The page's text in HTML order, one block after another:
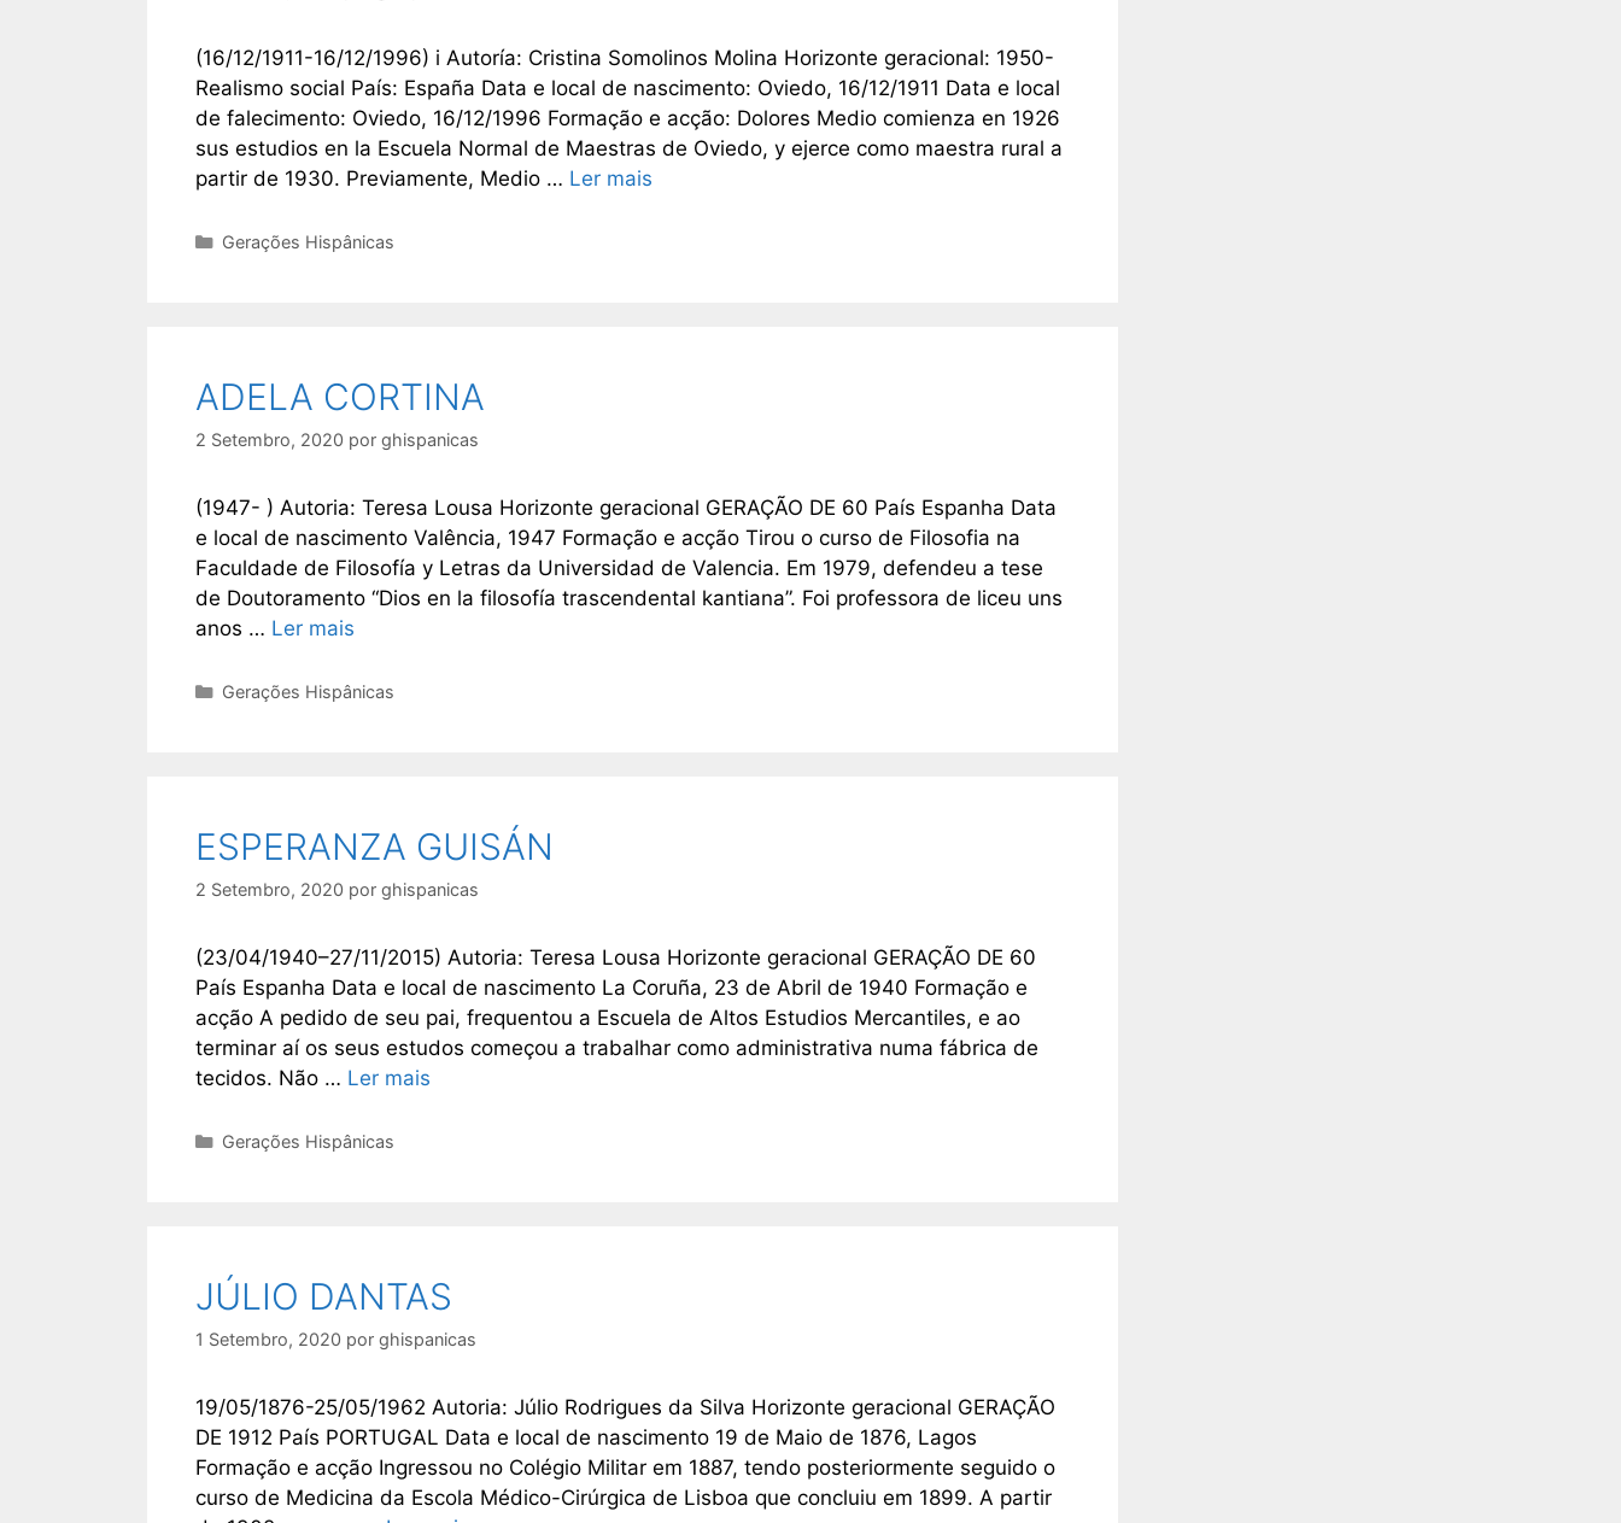
(16/12/1911-16/12/1996) i Autoría: Cristina Somolinos Molina Horizonte geracional: 1950-
Realismo social País: España Data e local de nascimento: Oviedo, 16/12/1911 Data e local
de falecimento: Oviedo, 16/12/1996 Formação e acção: Dolores Medio comienza en 1926
sus estudios en la Escuela Normal de Maestras de Oviedo, y ejerce como maestra rural a
partir de 1930. Previamente, Medio … Ler mais
Categorias
Gerações Hispânicas
ADELA CORTINA
2 Setembro, 2020 por ghispanicas
(1947- ) Autoria: Teresa Lousa Horizonte geracional GERAÇÃO DE 60 País Espanha Data
e local de nascimento Valência, 1947 Formação e acção Tirou o curso de Filosofia na
Faculdade de Filosofía y Letras da Universidad de Valencia. Em 1979, defendeu a tese
de Doutoramento “Dios en la filosofía trascendental kantiana”. Foi professora de liceu uns
anos … Ler mais
Categorias
Gerações Hispânicas
ESPERANZA GUISÁN
2 Setembro, 2020 por ghispanicas
(23/04/1940–27/11/2015) Autoria: Teresa Lousa Horizonte geracional GERAÇÃO DE 60
País Espanha Data e local de nascimento La Coruña, 23 de Abril de 1940 Formação e
acção A pedido de seu pai, frequentou a Escuela de Altos Estudios Mercantiles, e ao
terminar aí os seus estudos começou a trabalhar como administrativa numa fábrica de
tecidos. Não … Ler mais
Categorias
Gerações Hispânicas
JÚLIO DANTAS
1 Setembro, 2020 por ghispanicas
19/05/1876-25/05/1962 Autoria: Júlio Rodrigues da Silva Horizonte geracional GERAÇÃO
DE 1912 País PORTUGAL Data e local de nascimento 19 de Maio de 1876, Lagos
Formação e acção Ingressou no Colégio Militar em 1887, tendo posteriormente seguido o
curso de Medicina da Escola Médico-Cirúrgica de Lisboa que concluiu em 1899. A partir